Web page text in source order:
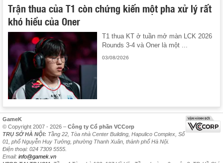
Trận thua của T1 còn chứng kiến một pha xử lý rất
khó hiểu của Oner
T1 thua KT ở tuần mở màn LCK 2026
Rounds 3-4 và Oner là một ...
03/08/2026
GameK
© Copyright 2007 - 2026 – Công ty Cổ phần VCCorp
TRỤ SỞ HÀ NỘI: Tầng 22, Tòa nhà Center Building, Hapulico Complex, Số
01, phố Nguyễn Huy Tưởng, phường Thanh Xuân, thành phố Hà Nội.
Điện thoại: 024 7309 5555.
Email: info@gamek.vn